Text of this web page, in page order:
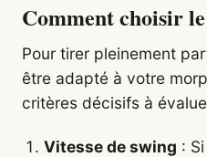
Comment choisir
Pour tirer pleinement
être adapté à votre
critères décisifs à
Vitesse de swing :